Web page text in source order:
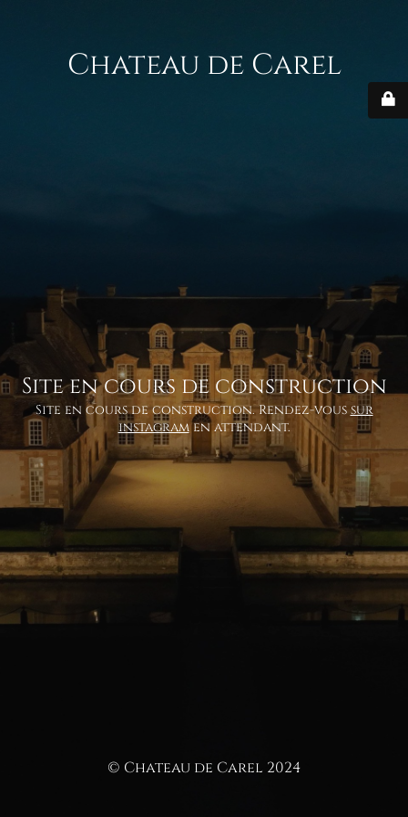
Chateau de Carel
Site en cours de construction
Site en cours de construction. Rendez-vous sur
instagramen attendant.
© Chateau de Carel 2024